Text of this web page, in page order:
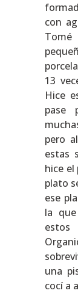
con
13
Hice
pase
pero
estas
hice
plato
ese
la
una
cocí a